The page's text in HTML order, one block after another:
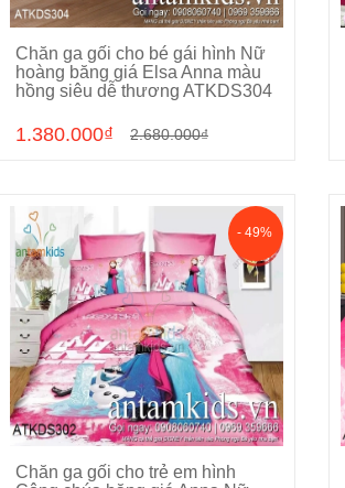
Chọn sản phẩm
Chăn ga gối cho bé gái hình Nữ
hoàng băng giá Elsa Anna màu
hồng siêu dễ thương ATKDS304
1.380.000₫ 2.680.000₫
Chọn sản phẩm
- 49%
Chăn ga gối cho trẻ em hình